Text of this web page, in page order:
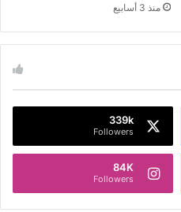
منذ 3 أسابيع
339k
Followers
84K
Followers